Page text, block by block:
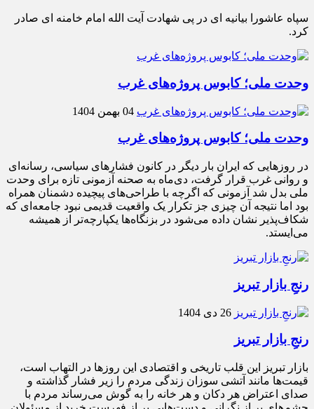
سپاه عاشورا بیانیه ای در پی شهادت آیت الله امام خامنه ای صادر
کرد.
وحدت ملی؛ کابوس پروژه‌های غرب
04 بهمن 1404
وحدت ملی؛ کابوس پروژه‌های غرب
در روزهایی که ایران بار دیگر در کانون فشارهای سیاسی، رسانه‌ای
و روانی غرب قرار گرفت، دی‌ماه به صحنه آزمونی تازه برای وحدت
ملی بدل شد آزمونی که اگرچه با طراحی‌های پیچیده دشمنان همراه
بود اما نتیجه آن چیزی جز تکرار یک واقعیت قدیمی نبود جامعه‌ای که
شکاف‌پذیر نشان داده می‌شود در بزنگاه‌ها یکپارچه‌تر از همیشه
می‌ایستد.
رنجِ بازار تبریز
26 دی 1404
رنجِ بازار تبریز
بازار تبریز این قلب تاریخی و اقتصادی این روزها در التهاب است،
قیمت‌ها مانند آتشی سوزان زندگی مردم را زیر فشار گذاشته و
صدای اعتراض هر دکان و هر خانه را به گوش می‌رساند مردم با